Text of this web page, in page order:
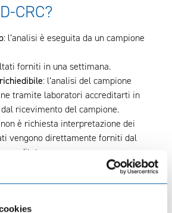
CRC?
: l’analisi è eseguita da un campione
forniti in una settimana.
: l’analisi del campione
tramite laboratori accreditarti in
ricevimento del campione.
è richiesta interpretazione dei
vengono direttamente forniti dal
test non è invasivo e quindi ripetibile
senza alcun disagio per il paziente.